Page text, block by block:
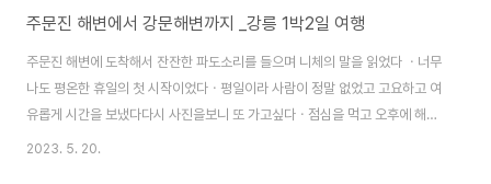
주문진 해변에서 강문해변까지 _강릉 1박2일 여행
주문진 해변에 도착해서 잔잔한 파도소리를 들으며 니체의 말을 읽었다 ㆍ너무
나도 평온한 휴일의 첫 시작이었다ㆍ평일이라 사람이 정말 없었고 고요하고 여
유롭게 시간을 보냈다다시 사진을보니 또 가고싶다ㆍ점심을 먹고 오후에 해변
길을 걷다가 소돌 해변의 빨간등대에 가게되었다더글로리의 촬영지라고 하네
2023. 5. 20.